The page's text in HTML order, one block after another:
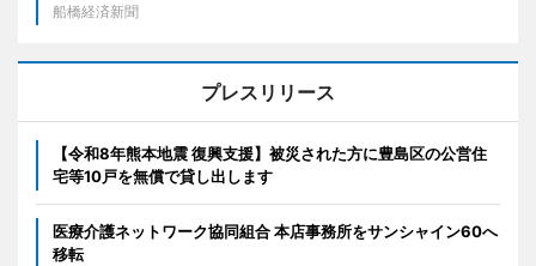
船橋経済新聞
プレスリリース
【令和8年熊本地震 復興支援】被災された方に豊島区の公営住
宅等10戸を無償で貸し出します
医療介護ネットワーク協同組合 本店事務所をサンシャイン60へ
移転